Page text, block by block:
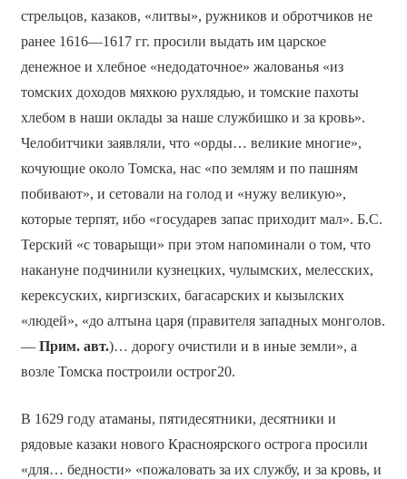
стрельцов, казаков, «литвы», ружников и обротчиков не
ранее 1616—1617 гг. просили выдать им царское
денежное и хлебное «недодаточное» жалованья «из
томских доходов мяхкою рухлядью, и томские пахоты
хлебом в наши оклады за наше службишко и за кровь».
Челобитчики заявляли, что «орды… великие многие»,
кочующие около Томска, нас «по землям и по пашням
побивают», и сетовали на голод и «нужу великую»,
которые терпят, ибо «государев запас приходит мал». Б.С.
Терский «с товарыщи» при этом напоминали о том, что
накануне подчинили кузнецких, чулымских, мелесских,
керексуских, киргизских, багасарских и кызылских
«людей», «до алтына царя (правителя западных монголов.
— Прим. авт.)… дорогу очистили и в иные земли», а
возле Томска построили острог20.
В 1629 году атаманы, пятидесятники, десятники и
рядовые казаки нового Красноярского острога просили
«для… бедности» «пожаловать за их службу, и за кровь, и